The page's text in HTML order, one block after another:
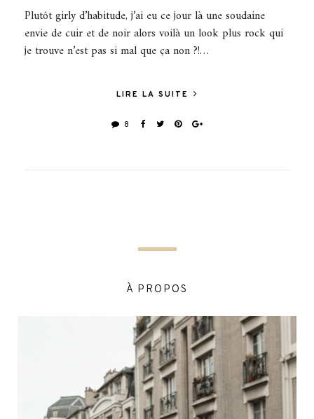
Plutôt girly d’habitude, j’ai eu ce jour là une soudaine
envie de cuir et de noir alors voilà un look plus rock qui
je trouve n’est pas si mal que ça non ?!…
LIRE LA SUITE
8
À PROPOS